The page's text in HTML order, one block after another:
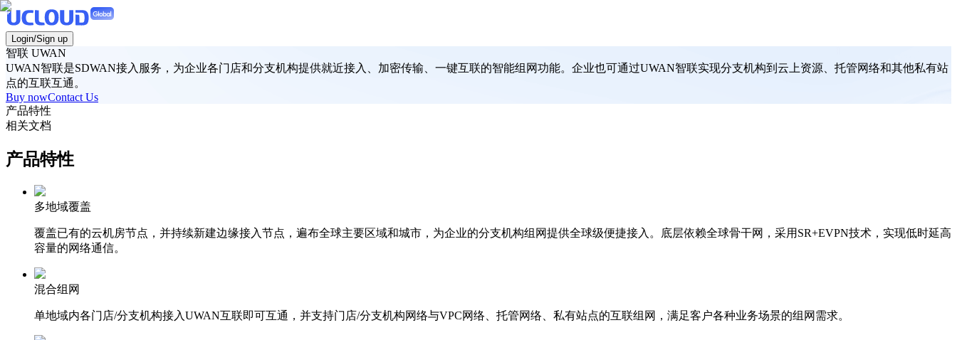
Login/Sign up
智联 UWAN
UWAN智联是SDWAN接入服务，为企业各门店和分支机构提供就近接入、加密传输、一键互联的智能组网功能。企业也可通过UWAN智联实现分支机构到云上资源、托管网络和其他私有站
点的互联互通。
Buy nowContact Us
产品特性
相关文档
产品特性
多地域覆盖
覆盖已有的云机房节点，并持续新建边缘接入节点，遍布全球主要区域和城市，为企业的分支机构组网提供全球级便捷接入。底层依赖全球骨干网，采用SR+EVPN技术，实现低时延高
容量的网络通信。
混合组网
单地域内各门店/分支机构接入UWAN互联即可互通，并支持门店/分支机构网络与VPC网络、托管网络、私有站点的互联组网，满足客户各种业务场景的组网需求。